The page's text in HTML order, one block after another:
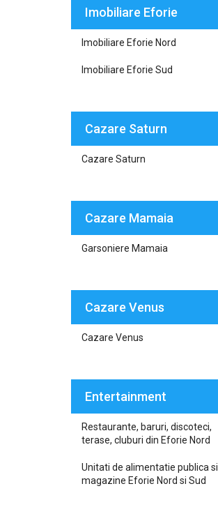
Imobiliare Eforie
Imobiliare Eforie Nord
Imobiliare Eforie Sud
Cazare Saturn
Cazare Saturn
Cazare Mamaia
Garsoniere Mamaia
Cazare Venus
Cazare Venus
Entertainment
Restaurante, baruri, discoteci,
terase, cluburi din Eforie Nord
Unitati de alimentatie publica si
magazine Eforie Nord si Sud